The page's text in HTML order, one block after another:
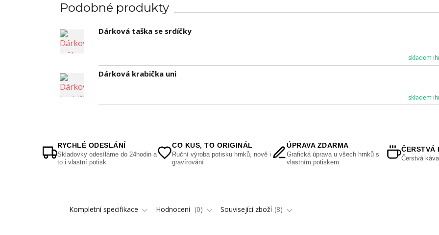
Podobné produkty
Dárková taška se srdíčky
skladem
Dárková krabička uni
skladem
RYCHLÉ ODESLÁNÍ
Skladovky odesíláme do 24hodin a
to i vlastní potisk
CO KUS, TO ORIGINÁL
Ruční výroba potisku hrnků, nově i
gravírování
ÚPRAVA ZDARMA
Grafická úprava u všech hrnků s
vlastním potiskem
ČERSTVÁ
Čerstvá
Kompletní specifikace Hodnocení 0 Související zboží 8